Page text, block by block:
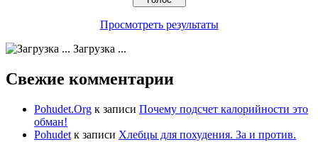
Просмотреть результаты
Загрузка ...
Свежие комментарии
Pohudet.Org к записи Почему подсчет калорийности это
обман!
Pohudet к записи Хлебцы для похудения. За и против.